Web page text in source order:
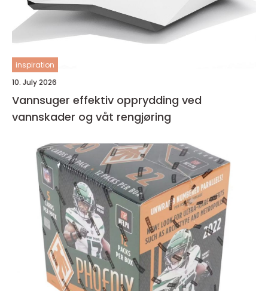
inspiration
10. July 2026
Vannsuger effektiv opprydding ved
vannskader og våt rengjøring